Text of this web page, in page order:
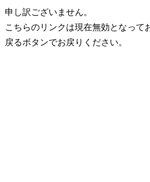
申し訳ございません。
こちらのリンクは現在無効となって
戻るボタンでお戻りください。